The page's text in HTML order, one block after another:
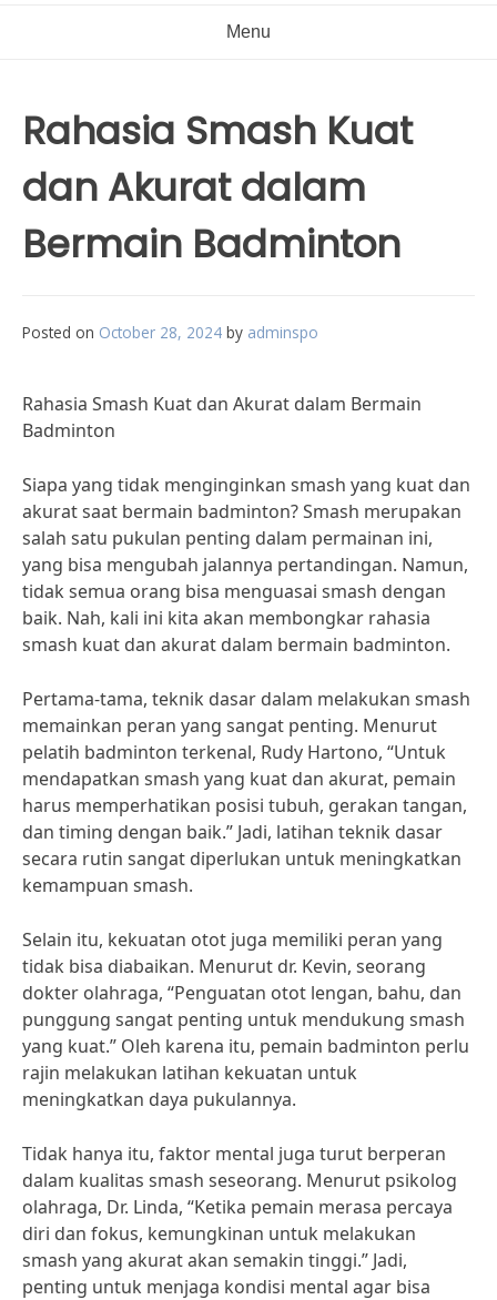
Menu
Rahasia Smash Kuat
dan Akurat dalam
Bermain Badminton
Posted on October 28, 2024 by adminspo
Rahasia Smash Kuat dan Akurat dalam Bermain
Badminton
Siapa yang tidak menginginkan smash yang kuat dan
akurat saat bermain badminton? Smash merupakan
salah satu pukulan penting dalam permainan ini,
yang bisa mengubah jalannya pertandingan. Namun,
tidak semua orang bisa menguasai smash dengan
baik. Nah, kali ini kita akan membongkar rahasia
smash kuat dan akurat dalam bermain badminton.
Pertama-tama, teknik dasar dalam melakukan smash
memainkan peran yang sangat penting. Menurut
pelatih badminton terkenal, Rudy Hartono, “Untuk
mendapatkan smash yang kuat dan akurat, pemain
harus memperhatikan posisi tubuh, gerakan tangan,
dan timing dengan baik.” Jadi, latihan teknik dasar
secara rutin sangat diperlukan untuk meningkatkan
kemampuan smash.
Selain itu, kekuatan otot juga memiliki peran yang
tidak bisa diabaikan. Menurut dr. Kevin, seorang
dokter olahraga, “Penguatan otot lengan, bahu, dan
punggung sangat penting untuk mendukung smash
yang kuat.” Oleh karena itu, pemain badminton perlu
rajin melakukan latihan kekuatan untuk
meningkatkan daya pukulannya.
Tidak hanya itu, faktor mental juga turut berperan
dalam kualitas smash seseorang. Menurut psikolog
olahraga, Dr. Linda, “Ketika pemain merasa percaya
diri dan fokus, kemungkinan untuk melakukan
smash yang akurat akan semakin tinggi.” Jadi,
penting untuk menjaga kondisi mental agar bisa